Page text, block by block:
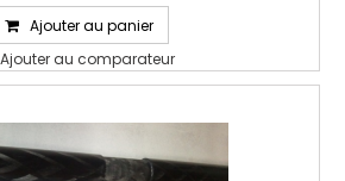
Ajouter au panier
Ajouter au comparateur